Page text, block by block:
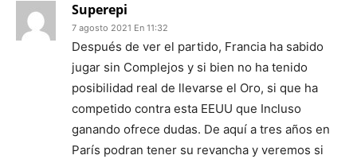
Superepi
7 agosto 2021 En 11:32
Después de ver el partido, Francia ha sabido
jugar sin Complejos y si bien no ha tenido
posibilidad real de llevarse el Oro, si que ha
competido contra esta EEUU que Incluso
ganando ofrece dudas. De aquí a tres años en
París podran tener su revancha y veremos si